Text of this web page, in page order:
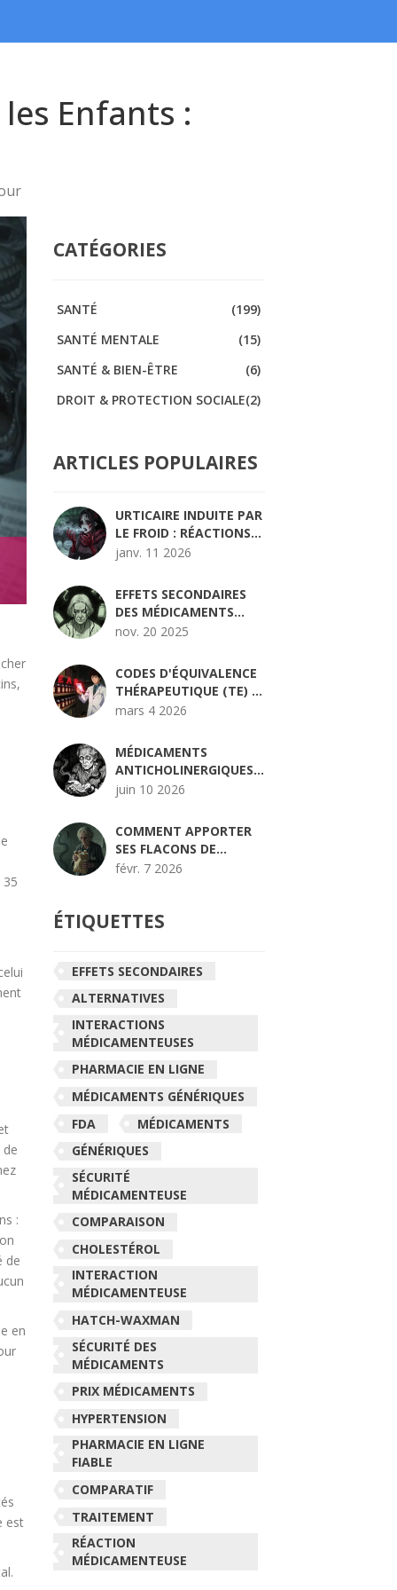
Enfants :
:
de
en
est
CATÉGORIES
SANTÉ
(199)
SANTÉ MENTALE
(15)
SANTÉ & BIEN-ÊTRE
(6)
DROIT & PROTECTION SOCIALE(2)
ARTICLES POPULAIRES
URTICAIRE INDUITE PAR
LE FROID : RÉACTIONS
CUTANÉES APRÈS
janv. 11 2026
EFFETS SECONDAIRES
DES MÉDICAMENTS
CHEZ LES PERSONNES
SENSIBILITÉ LIÉE À
L'ÂGE
nov. 20 2025
CODES D'ÉQUIVALENCE
THÉRAPEUTIQUE (TE) :
TOUT CE QUE VOUS
GÉNÉRIQUES ET LES
MÉDICAMENTS DE
MARQUE
mars 4 2026
MÉDICAMENTS
ANTICHOLINERGIQUES
ET DÉMENCE :
RISQUE COGNITIF
juin 10 2026
COMMENT APPORTER
SES FLACONS DE
MÉDICAMENTS AUX
PRÉCISE
févr. 7 2026
ÉTIQUETTES
EFFETS SECONDAIRES
ALTERNATIVES
INTERACTIONS
MÉDICAMENTEUSES
PHARMACIE EN LIGNE
MÉDICAMENTS GÉNÉRIQUES
FDA
MÉDICAMENTS
GÉNÉRIQUES
SÉCURITÉ
MÉDICAMENTEUSE
COMPARAISON
CHOLESTÉROL
INTERACTION
MÉDICAMENTEUSE
HATCH-WAXMAN
SÉCURITÉ DES
MÉDICAMENTS
PRIX MÉDICAMENTS
HYPERTENSION
PHARMACIE EN LIGNE
FIABLE
COMPARATIF
TRAITEMENT
RÉACTION
MÉDICAMENTEUSE